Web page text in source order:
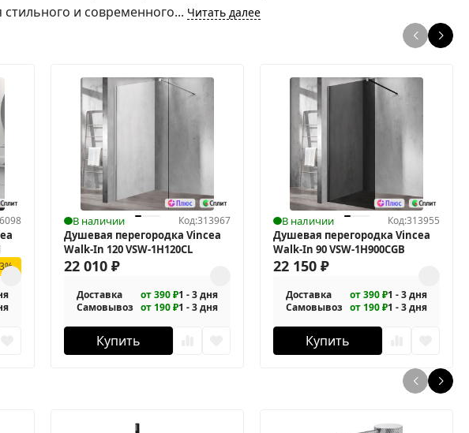
и современного... Читать далее
В наличии Код:313967
Душевая перегородка Vincea
Walk-In 120 VSW-1H120CL
22 010₽
Доставка от 390 ₽1 - 3 дня
Самовывоз от 190 ₽1 - 3 дня
Купить
В наличии Код:313955
Душевая перегородка Vincea
Walk-In 90 VSW-1H900CGB
22 150₽
Доставка от 390 ₽1 - 3 дня
Самовывоз от 190 ₽1 - 3 дня
Купить